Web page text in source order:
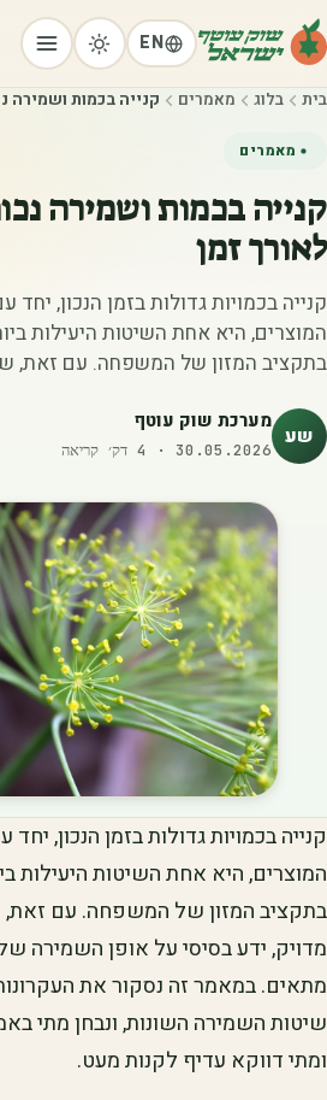
EN
בית בלוג מאמרים קנייה בכמות ושמירה
מאמרים
קנייה בכמות ושמירה
לאורך זמן
קנייה בכמויות גדולות בזמן הנכון,
המוצרים, היא אחת השיטות היעילות
בתקציב המזון של המשפחה. עם זאת,
שע מערכת שוק עוטף
30.05.2026
·
4 דק׳ קריאה
קנייה בכמויות גדולות בזמן הנכון,
המוצרים, היא אחת השיטות היעילות
בתקציב המזון של המשפחה. עם זאת,
מדויק, ידע בסיסי על אופן השמירה
מתאים. במאמר זה נסקור את
שיטות השמירה השונות, ונבחן מתי
ומתי דווקא עדיף לקנות מעט.